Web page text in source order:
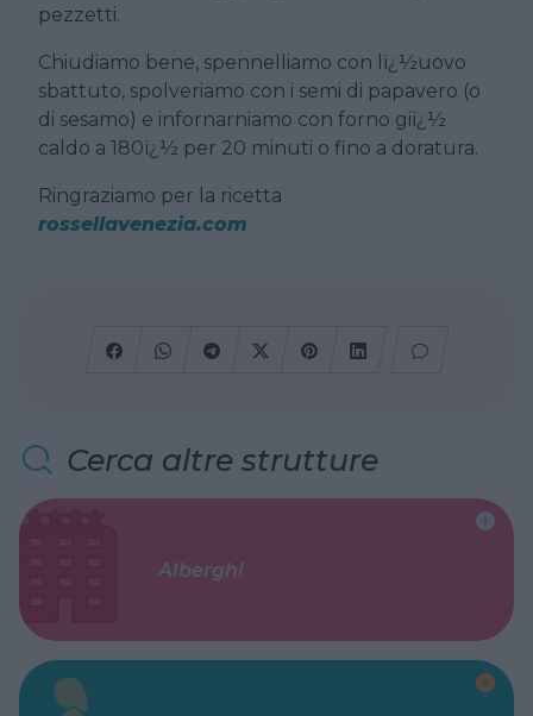
pezzetti.
Chiudiamo bene, spennelliamo con lï¿½uovo
sbattuto, spolveriamo con i semi di papavero (o
di sesamo) e infornarniamo con forno giï¿½
caldo a 180ï¿½ per 20 minuti o fino a doratura.
Ringraziamo per la ricetta
rossellavenezia.com
Cerca altre strutture
Alberghi